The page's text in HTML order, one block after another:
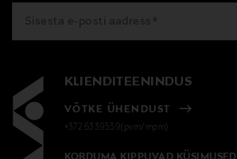
KLIENDITEENINDUS
VÕTKE ÜHENDUST
+372 6339539(pvm/mpm)